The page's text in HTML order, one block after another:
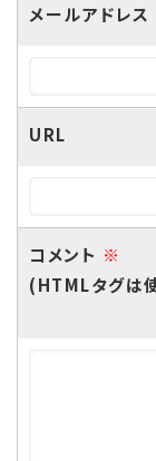
メールアドレス
URL
コメント ※
(HTMLタグは